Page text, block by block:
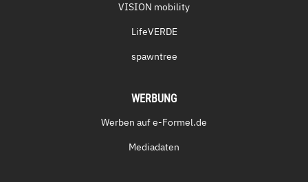
VISION mobility
LifeVERDE
spawntree
WERBUNG
Werben auf e-Formel.de
Mediadaten